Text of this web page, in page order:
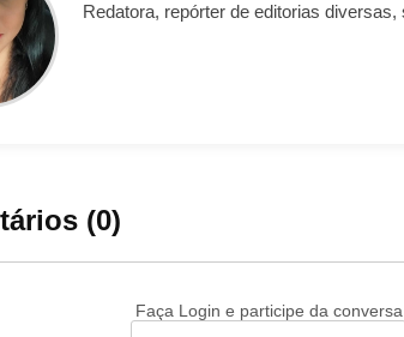
Redatora, repórter de editorias
(0)
Faça Login e participe da conversa